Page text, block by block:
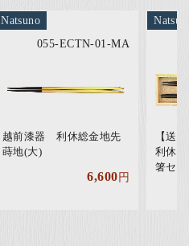
Natsuno
055-ECTN-01-MA
越前漆器 利休総金地先
蒔地(大)
6,600円
【送
利休
箸セ